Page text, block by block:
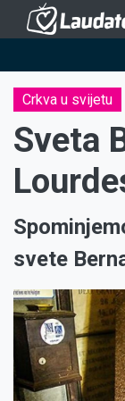
Skoči
sadržaj
Crkva u svijetu
Sveta
svete